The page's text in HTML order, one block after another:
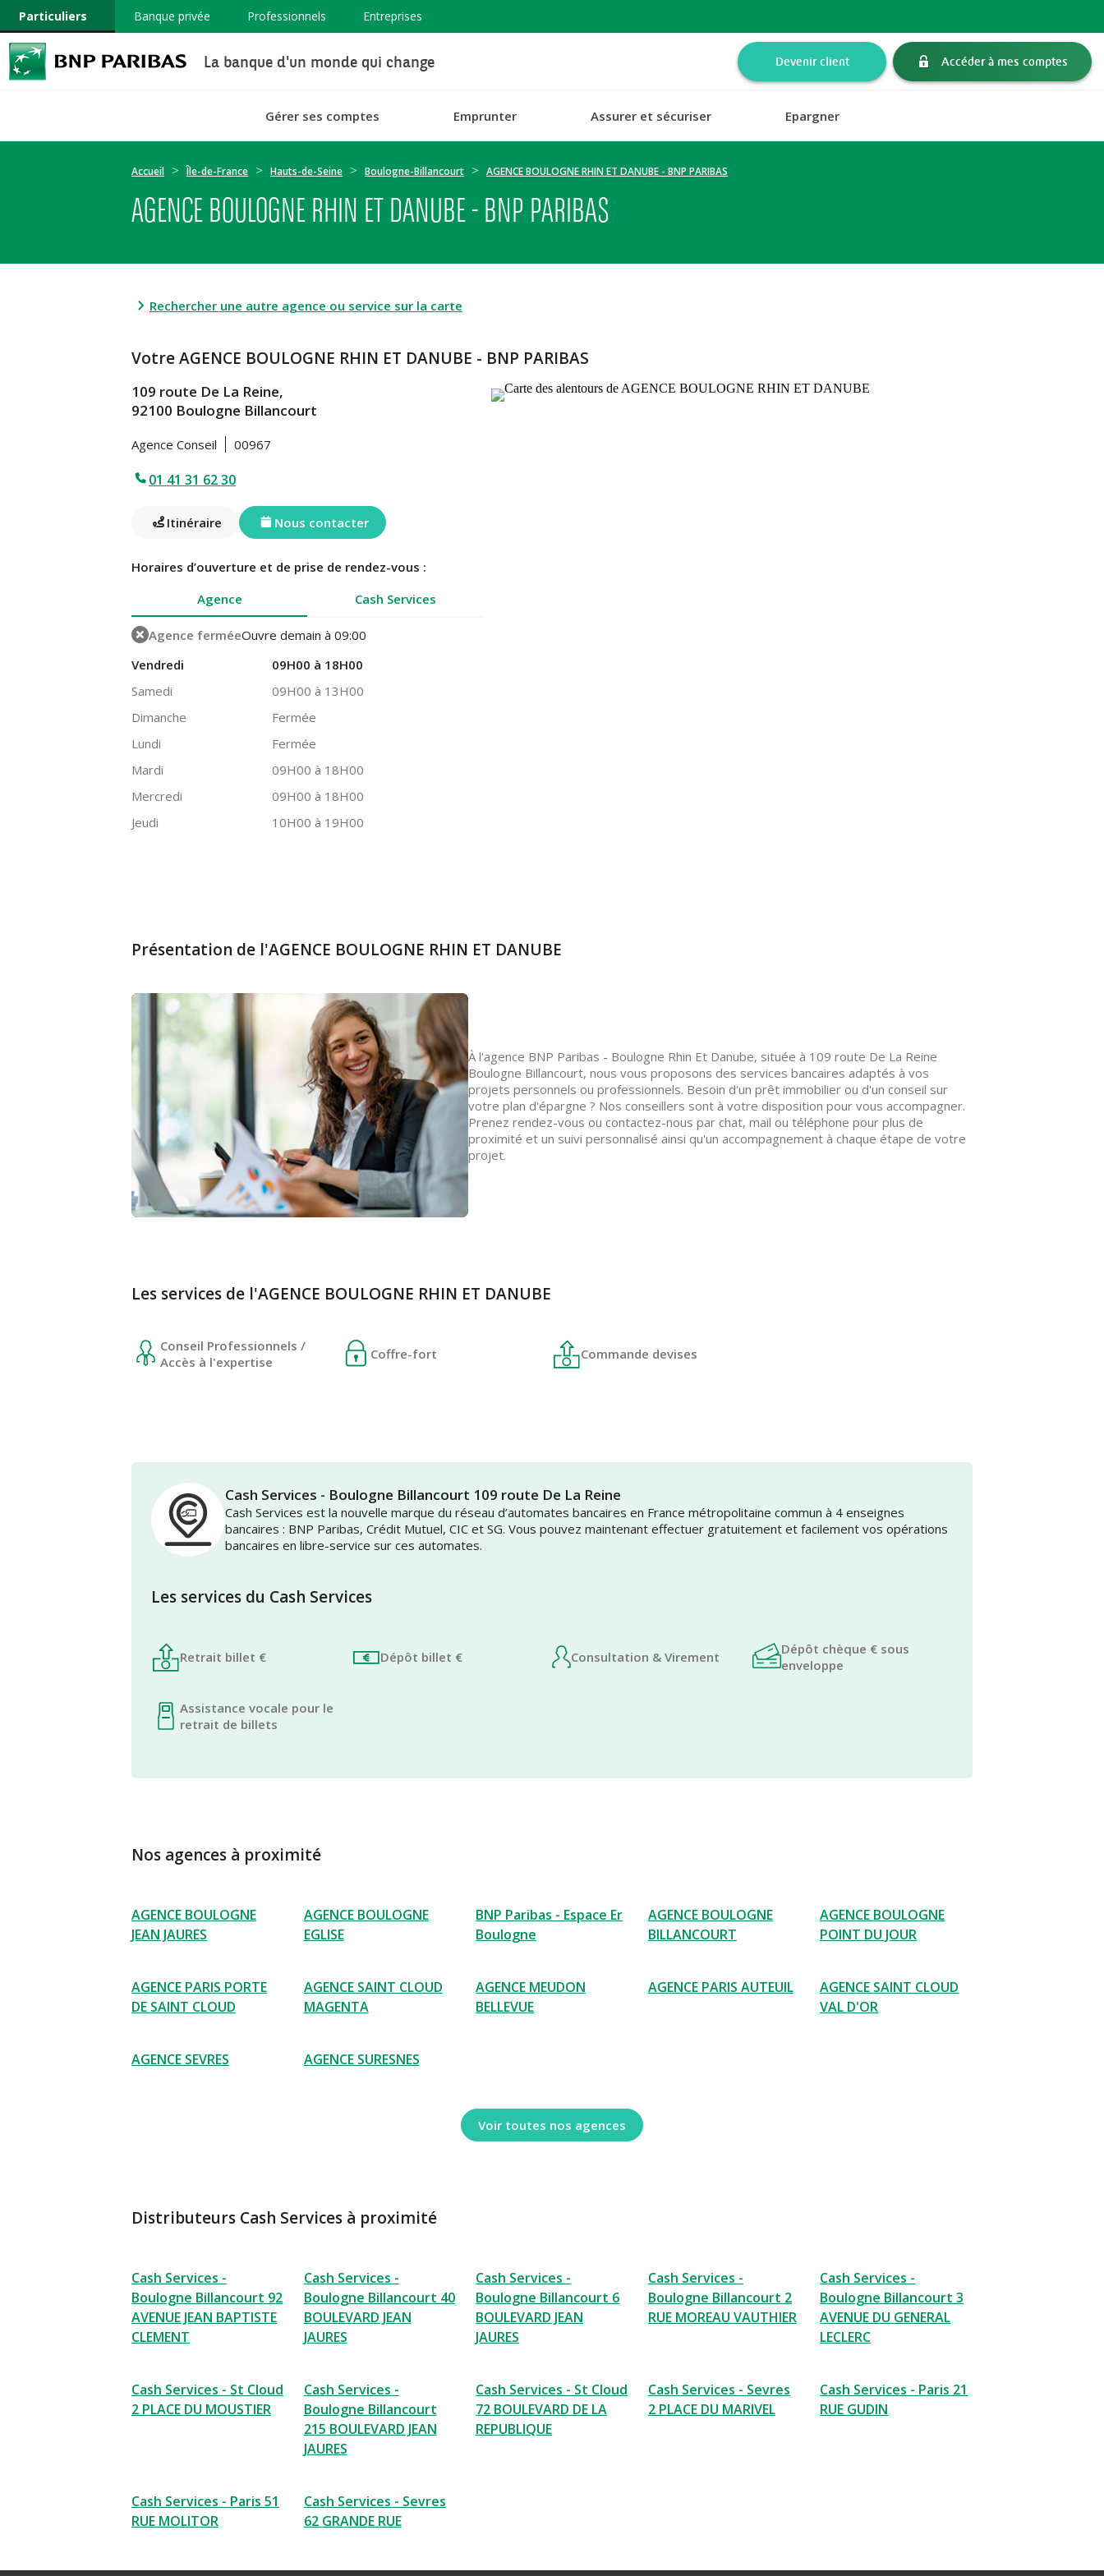
Particuliers Banque privée Professionnels Entreprises
La banque d'un monde qui change Devenir client Accéder à mes comptes
Gérer ses comptes Emprunter Assurer et sécuriser Epargner
Accueil Île-de-France Hauts-de-Seine Boulogne-Billancourt AGENCE BOULOGNE RHIN ET DANUBE - BNP PARIBAS
AGENCE BOULOGNE RHIN ET DANUBE - BNP PARIBAS
Rechercher une autre agence ou service sur la carte
Votre AGENCE BOULOGNE RHIN ET DANUBE - BNP PARIBAS
109 route De La Reine,
92100 Boulogne Billancourt
Agence Conseil 00967
01 41 31 62 30
Itinéraire Nous contacter
Horaires d’ouverture et de prise de rendez-vous :
Agence
Cash Services
Agence ferméeOuvre demain à 09:00
Vendredi
09H00 à 18H00
Samedi
09H00 à 13H00
Dimanche
Fermée
Lundi
Fermée
Mardi
09H00 à 18H00
Mercredi
09H00 à 18H00
Jeudi
10H00 à 19H00
Présentation de l'AGENCE BOULOGNE RHIN ET DANUBE
À l'agence BNP Paribas - Boulogne Rhin Et Danube, située à 109 route De La Reine
Boulogne Billancourt, nous vous proposons des services bancaires adaptés à vos
projets personnels ou professionnels. Besoin d'un prêt immobilier ou d'un conseil sur
votre plan d'épargne ? Nos conseillers sont à votre disposition pour vous accompagner.
Prenez rendez-vous ou contactez-nous par chat, mail ou téléphone pour plus de
proximité et un suivi personnalisé ainsi qu'un accompagnement à chaque étape de votre
projet.
Les services de l'AGENCE BOULOGNE RHIN ET DANUBE
Conseil Professionnels /
Accès à l'expertise
Coffre-fort Commande devises
Cash Services - Boulogne Billancourt 109 route De La Reine
Cash Services est la nouvelle marque du réseau d’automates bancaires en France métropolitaine commun à 4 enseignes
bancaires : BNP Paribas, Crédit Mutuel, CIC et SG. Vous pouvez maintenant effectuer gratuitement et facilement vos opérations
bancaires en libre-service sur ces automates.
Les services du Cash Services
Retrait billet € Dépôt billet € Consultation & Virement
Dépôt chèque € sous
enveloppe
Assistance vocale pour le
retrait de billets
Nos agences à proximité
AGENCE BOULOGNE
JEAN JAURES
AGENCE BOULOGNE
EGLISE
BNP Paribas - Espace Er
Boulogne
AGENCE BOULOGNE
BILLANCOURT
AGENCE BOULOGNE
POINT DU JOUR
AGENCE PARIS PORTE
DE SAINT CLOUD
AGENCE SAINT CLOUD
MAGENTA
AGENCE MEUDON
BELLEVUE
AGENCE PARIS AUTEUIL
AGENCE SAINT CLOUD
VAL D'OR
AGENCE SEVRES AGENCE SURESNES
Voir toutes nos agences
Distributeurs Cash Services à proximité
Cash Services -
Boulogne Billancourt 92
AVENUE JEAN BAPTISTE
CLEMENT
Cash Services -
Boulogne Billancourt 40
BOULEVARD JEAN
JAURES
Cash Services -
Boulogne Billancourt 6
BOULEVARD JEAN
JAURES
Cash Services -
Boulogne Billancourt 2
RUE MOREAU VAUTHIER
Cash Services -
Boulogne Billancourt 3
AVENUE DU GENERAL
LECLERC
Cash Services - St Cloud
2 PLACE DU MOUSTIER
Cash Services -
Boulogne Billancourt
215 BOULEVARD JEAN
JAURES
Cash Services - St Cloud
72 BOULEVARD DE LA
REPUBLIQUE
Cash Services - Sevres
2 PLACE DU MARIVEL
Cash Services - Paris 21
RUE GUDIN
Cash Services - Paris 51
RUE MOLITOR
Cash Services - Sevres
62 GRANDE RUE